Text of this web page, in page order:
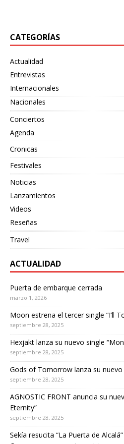
CATEGORÍAS
Actualidad
Entrevistas
Internacionales
Nacionales
Conciertos
Agenda
Cronicas
Festivales
Noticias
Lanzamientos
Videos
Reseñas
Travel
ACTUALIDAD
Puerta de embarque cerrada
marzo 1, 2026
Moon estrena el tercer single “I’ll
septiembre 28, 2025
Hexjakt lanza su nuevo single
septiembre 28, 2025
Gods of Tomorrow lanza su nuevo
septiembre 28, 2025
AGNOSTIC FRONT anuncia su
Eternity”
septiembre 28, 2025
Sekía resucita “La Puerta de